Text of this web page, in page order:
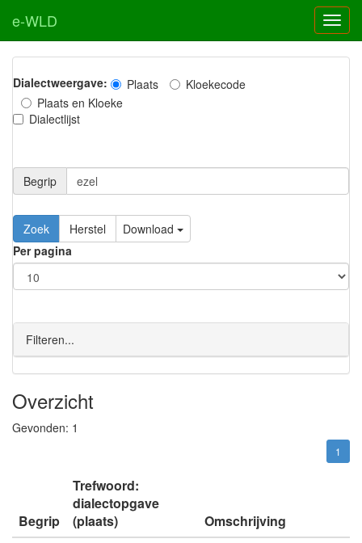
e-WLD
Dialectweergave: Plaats
Kloekecode
Plaats en Kloeke
Dialectlijst
Begrip
Zoek Herstel
Download
Per pagina
Filteren...
Overzicht
Gevonden: 1
1
Begrip
Trefwoord:
dialectopgave
(plaats)
Omschrijving